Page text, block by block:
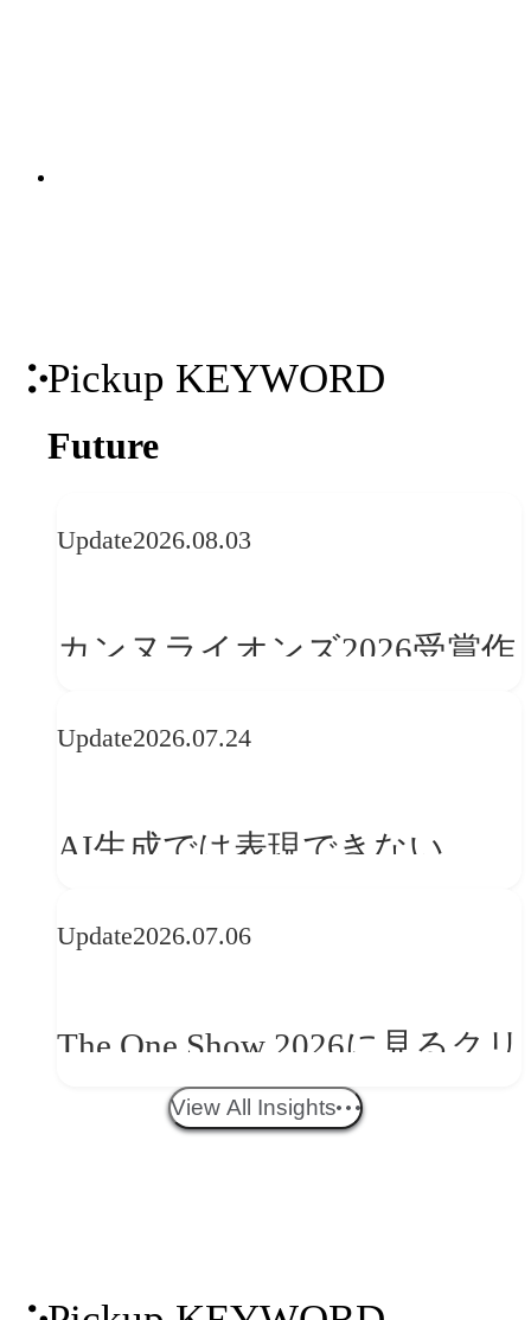
Pickup KEYWORD
Future
Update2026.08.03
カンヌライオンズ2026受賞作
──「優れたブランド体験」
か
Update2026.07.24
AI生成では表現できない
望
Update2026.07.06
The One Show 2026に見るクリ
エイティブトレンド──社会
View All Insights